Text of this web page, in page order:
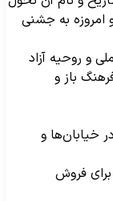
به جشنی
و روحیه آزاد
باز و
۷۰۰,۰۰۰ نفر در خیابان‌ها و
فروش